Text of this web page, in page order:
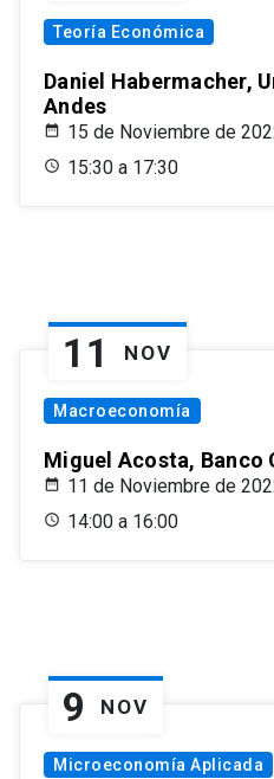
Teoría Económica
Daniel Habermacher,
Andes
15 de Noviembre de
15:30 a 17:30
11 NOV
Macroeconomía
Miguel Acosta, Banco
11 de Noviembre de
14:00 a 16:00
9 NOV
Microeconomía Aplicada